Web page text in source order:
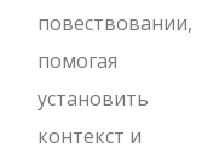
повествовании,
помогая
установить
контекст и